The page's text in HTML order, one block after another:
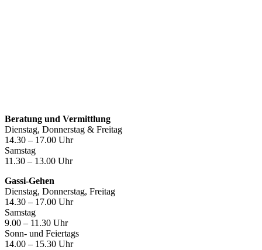
Beratung und Vermittlung
Dienstag, Donnerstag & Freitag
14.30 – 17.00 Uhr
Samstag
11.30 – 13.00 Uhr
Gassi-Gehen
Dienstag, Donnerstag, Freitag
14.30 – 17.00 Uhr
Samstag
9.00 – 11.30 Uhr
Sonn- und Feiertags
14.00 – 15.30 Uhr